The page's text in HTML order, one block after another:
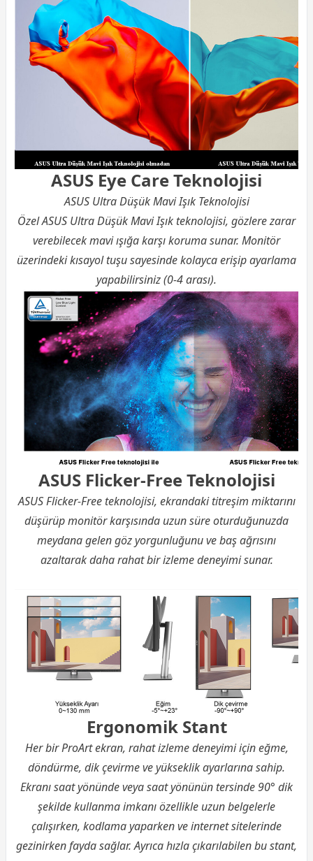
ASUS Eye Care Teknolojisi
ASUS Ultra Düşük Mavi Işık Teknolojisi
Özel ASUS Ultra Düşük Mavi Işık teknolojisi, gözlere zarar
verebilecek mavi ışığa karşı koruma sunar. Monitör
üzerindeki kısayol tuşu sayesinde kolayca erişip ayarlama
yapabilirsiniz (0-4 arası).
ASUS Flicker-Free Teknolojisi
ASUS Flicker-Free teknolojisi, ekrandaki titreşim miktarını
düşürüp monitör karşısında uzun süre oturduğunuzda
meydana gelen göz yorgunluğunu ve baş ağrısını
azaltarak daha rahat bir izleme deneyimi sunar.
Ergonomik Stant
Her bir ProArt ekran, rahat izleme deneyimi için eğme,
döndürme, dik çevirme ve yükseklik ayarlarına sahip.
Ekranı saat yönünde veya saat yönünün tersinde 90° dik
şekilde kullanma imkanı özellikle uzun belgelerle
çalışırken, kodlama yaparken ve internet sitelerinde
gezinirken fayda sağlar. Ayrıca hızla çıkarılabilen bu stant,